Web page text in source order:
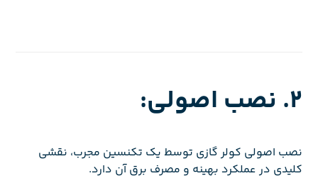
2. نصب اصولی:
نصب اصولی کولر گازی توسط یک تکنسین مجرب، نقشی
کلیدی در عملکرد بهینه و مصرف برق آن دارد.